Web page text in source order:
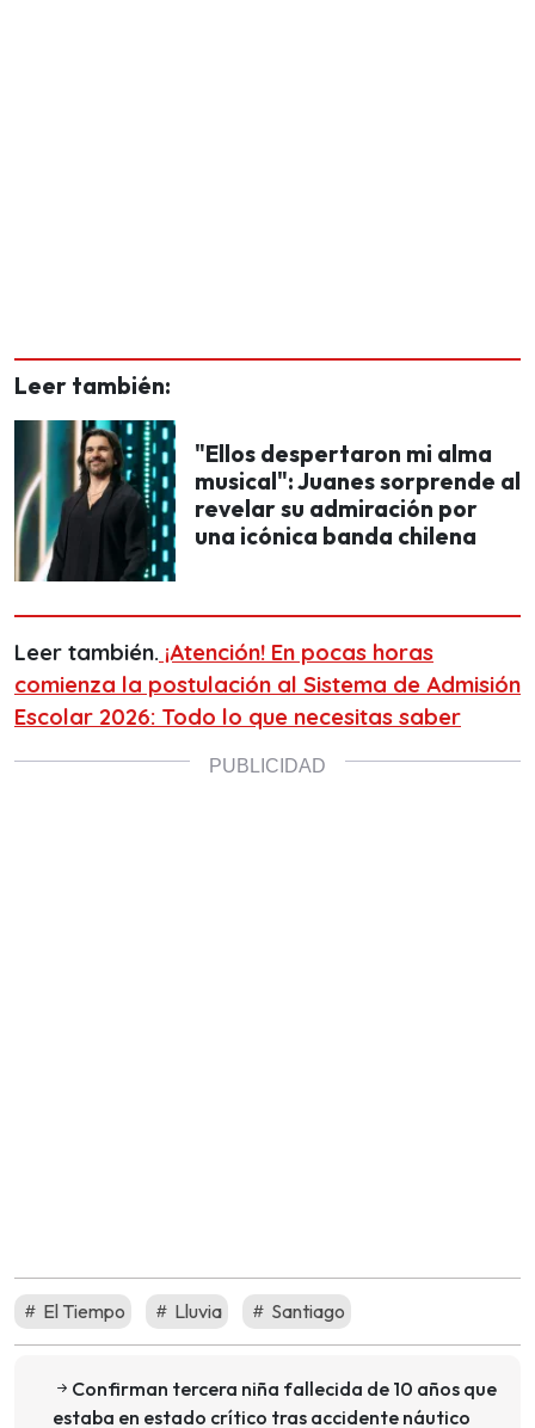
Leer también:
"Ellos despertaron mi alma
musical": Juanes sorprende al
revelar su admiración por
una icónica banda chilena
Leer también. ¡Atención! En pocas horas
comienza la postulación al Sistema de Admisión
Escolar 2026: Todo lo que necesitas saber
El Tiempo Lluvia Santiago
Confirman tercera niña fallecida de 10 años que
estaba en estado crítico tras accidente náutico